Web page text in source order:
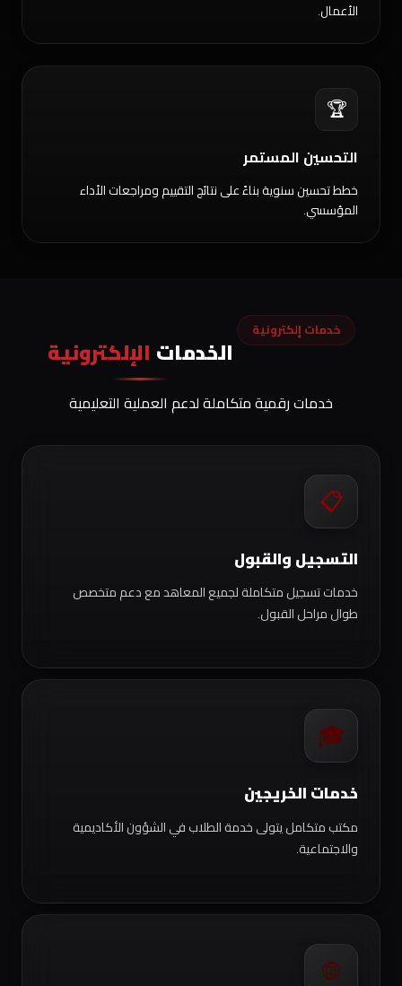
الأعمال.
🏆
التحسين المستمر
خطط تحسين سنوية بناءً على نتائج التقييم ومراجعات الأداء
المؤسسي.
خدمات إلكترونية
الخدمات الإلكترونية
خدمات رقمية متكاملة لدعم العملية التعليمية
📋
التسجيل والقبول
خدمات تسجيل متكاملة لجميع المعاهد مع دعم متخصص
طوال مراحل القبول.
🎓
خدمات الخريجين
مكتب متكامل يتولى خدمة الطلاب في الشؤون الأكاديمية
والاجتماعية.
🌐